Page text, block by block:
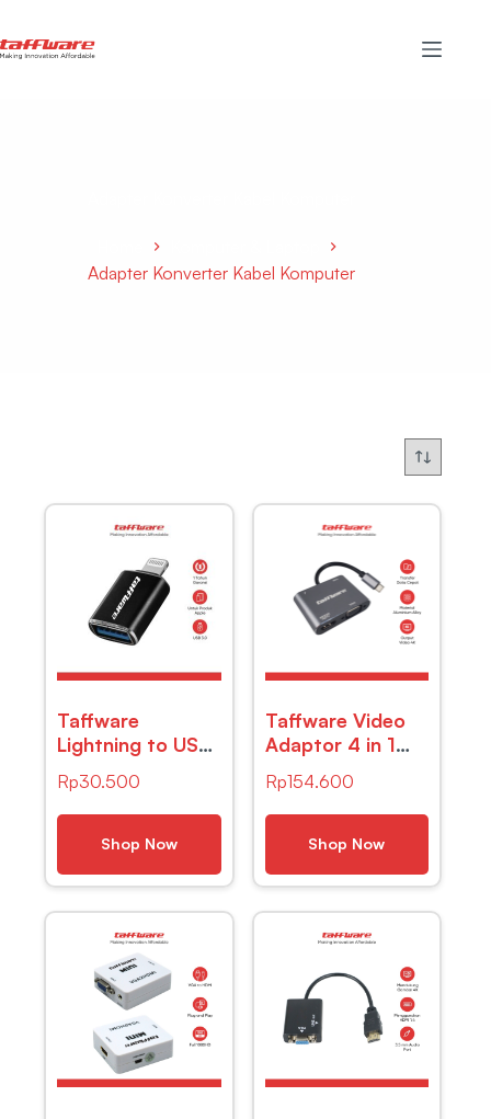
Adapter Konverter Kabel Komputer
Taffware
Lightning to USB
Adapter – NO14
Rp30.500
Shop Now
Taffware Video
Adaptor 4 in 1
HDTV VGA PD
Charging 4K –
Rp154.600
Shop Now